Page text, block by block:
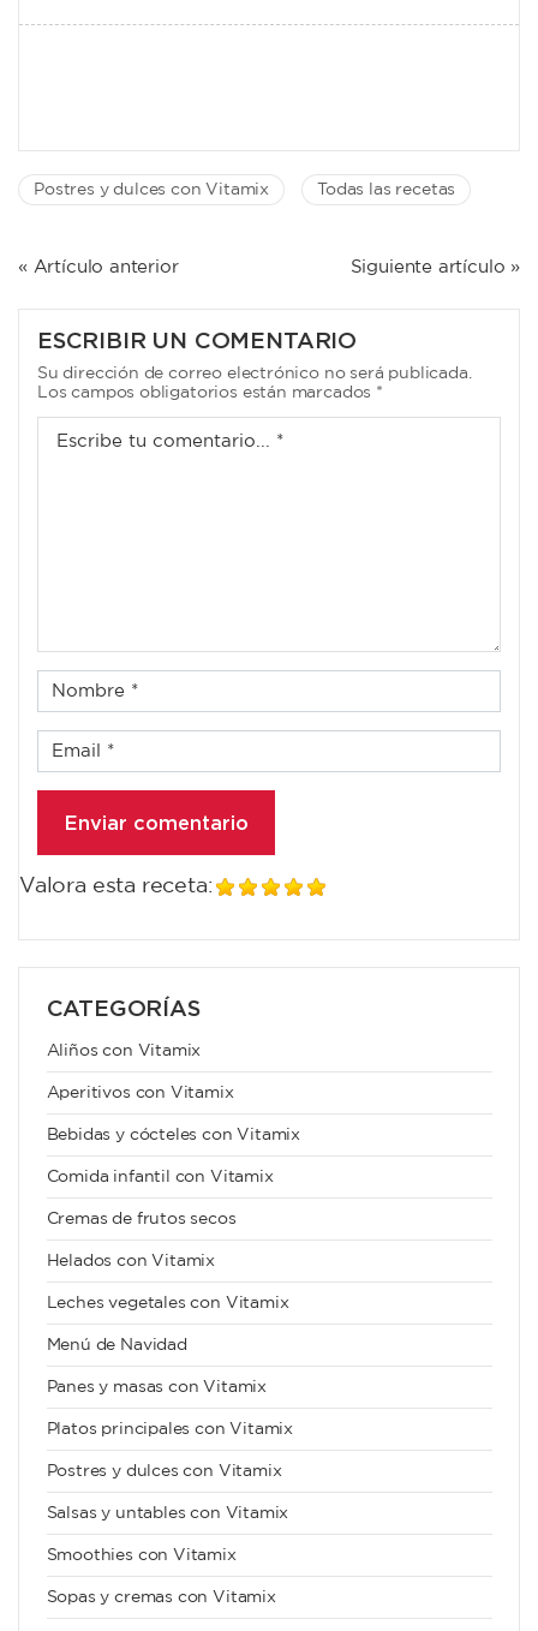
Postres y dulces con Vitamix Todas las recetas
NAVEGACIÓN
ENTRADAS
« Artículo anterior Siguiente artículo »
ESCRIBIR UN COMENTARIO
Su dirección de correo electrónico no será publicada.
Los campos obligatorios están marcados *
Valora esta receta:
CATEGORÍAS
Aliños con Vitamix
Aperitivos con Vitamix
Bebidas y cócteles con Vitamix
Comida infantil con Vitamix
Cremas de frutos secos
Helados con Vitamix
Leches vegetales con Vitamix
Menú de Navidad
Panes y masas con Vitamix
Platos principales con Vitamix
Postres y dulces con Vitamix
Salsas y untables con Vitamix
Smoothies con Vitamix
Sopas y cremas con Vitamix